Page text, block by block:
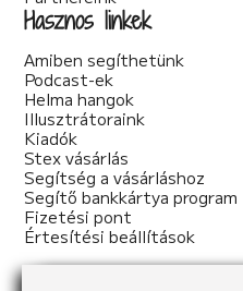
woman's fiction (2)
young adult (2)
Hasznos linkek
Amiben segíthetünk
Podcast-ek
Helma hangok
Illusztrátoraink
Kiadók
Stex vásárlás
Segítség a vásárláshoz
Segítő bankkártya program
Fizetési pont
Értesítési beállítások